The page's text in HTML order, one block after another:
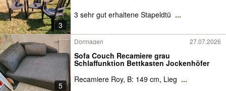
3
3 sehr gut erhaltene Stapeldtü ...
5
Dormagen 27.07.2026
Sofa Couch Recamiere grau
Schlaffunktion Bettkasten Jockenhöfer
Recamiere Roy, B: 149 cm, Lieg ...